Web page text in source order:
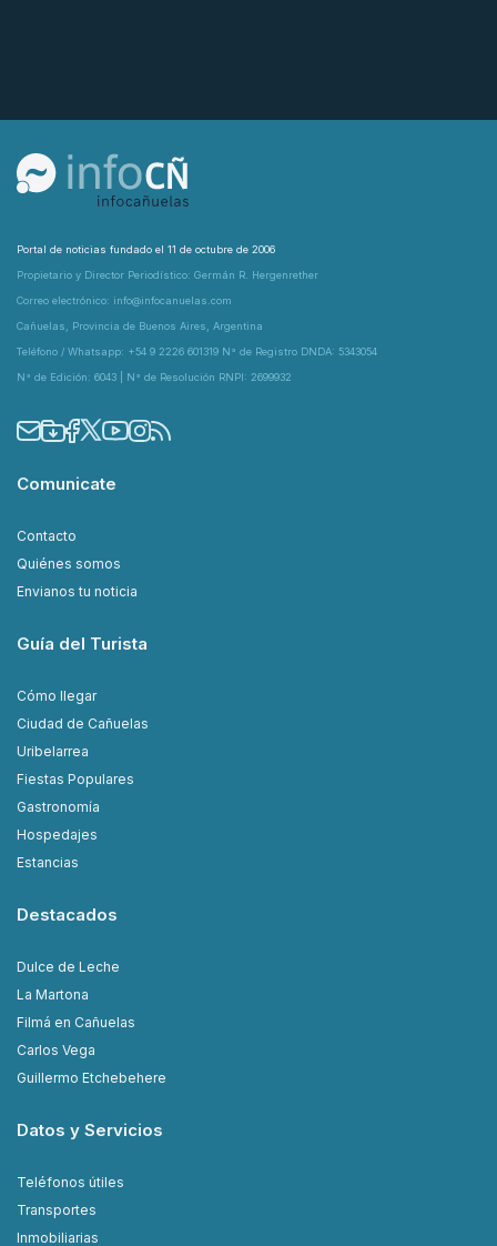
Portal de noticias fundado el 11 de octubre de 2006
Propietario y Director Periodístico: Germán R. Hergenrether
Correo electrónico: info@infocanuelas.com
Cañuelas, Provincia de Buenos Aires, Argentina
Teléfono / Whatsapp: +54 9 2226 601319 N° de Registro DNDA: 5343054
N° de Edición: 6043 | N° de Resolución RNPI: 2699932
Comunicate
Contacto
Quiénes somos
Envianos tu noticia
Guía del Turista
Cómo llegar
Ciudad de Cañuelas
Uribelarrea
Fiestas Populares
Gastronomía
Hospedajes
Estancias
Destacados
Dulce de Leche
La Martona
Filmá en Cañuelas
Carlos Vega
Guillermo Etchebehere
Datos y Servicios
Teléfonos útiles
Transportes
Inmobiliarias